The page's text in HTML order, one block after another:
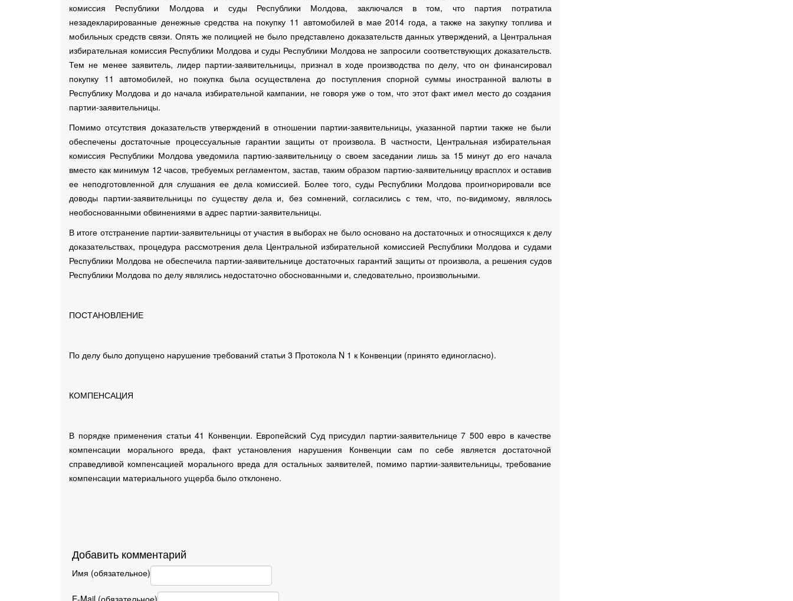
комиссия Республики Молдова и суды Республики Молдова, заключался в том, что партия потратила
незадекларированные денежные средства на покупку 11 автомобилей в мае 2014 года, а также на закупку топлива и
мобильных средств связи. Опять же полицией не было представлено доказательств данных утверждений, а Центральная
избирательная комиссия Республики Молдова и суды Республики Молдова не запросили соответствующих доказательств.
Тем не менее заявитель, лидер партии-заявительницы, признал в ходе производства по делу, что он финансировал
покупку 11 автомобилей, но покупка была осуществлена до поступления спорной суммы иностранной валюты в
Республику Молдова и до начала избирательной кампании, не говоря уже о том, что этот факт имел место до создания
партии-заявительницы.
Помимо отсутствия доказательств утверждений в отношении партии-заявительницы, указанной партии также не были
обеспечены достаточные процессуальные гарантии защиты от произвола. В частности, Центральная избирательная
комиссия Республики Молдова уведомила партию-заявительницу о своем заседании лишь за 15 минут до его начала
вместо как минимум 12 часов, требуемых регламентом, застав, таким образом партию-заявительницу врасплох и оставив
ее неподготовленной для слушания ее дела комиссией. Более того, суды Республики Молдова проигнорировали все
доводы партии-заявительницы по существу дела и, без сомнений, согласились с тем, что, по-видимому, являлось
необоснованными обвинениями в адрес партии-заявительницы.
В итоге отстранение партии-заявительницы от участия в выборах не было основано на достаточных и относящихся к делу
доказательствах, процедура рассмотрения дела Центральной избирательной комиссией Республики Молдова и судами
Республики Молдова не обеспечила партии-заявительнице достаточных гарантий защиты от произвола, а решения судов
Республики Молдова по делу являлись недостаточно обоснованными и, следовательно, произвольными.
ПОСТАНОВЛЕНИЕ
По делу было допущено нарушение требований статьи 3 Протокола N 1 к Конвенции (принято единогласно).
КОМПЕНСАЦИЯ
В порядке применения статьи 41 Конвенции. Европейский Суд присудил партии-заявительнице 7 500 евро в качестве
компенсации морального вреда, факт установления нарушения Конвенции сам по себе является достаточной
справедливой компенсацией морального вреда для остальных заявителей, помимо партии-заявительницы, требование
компенсации материального ущерба было отклонено.
Добавить комментарий
Имя (обязательное)
E-Mail (обязательное)